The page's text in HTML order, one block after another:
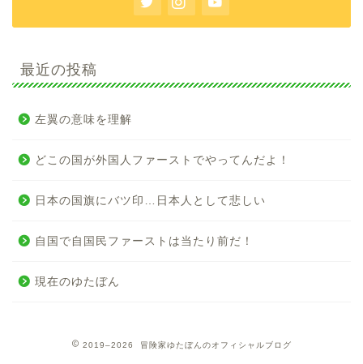
最近の投稿
左翼の意味を理解
どこの国が外国人ファーストでやってんだよ！
日本の国旗にバツ印…日本人として悲しい
自国で自国民ファーストは当たり前だ！
現在のゆたぼん
2019–2026 冒険家ゆたぼんのオフィシャルブログ